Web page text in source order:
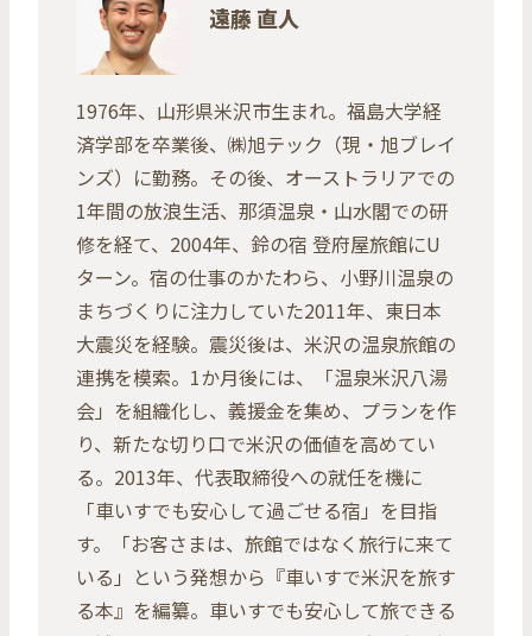
遠藤 直人
1976年、山形県米沢市生まれ。福島大学経
済学部を卒業後、㈱旭テック（現・旭ブレイ
ンズ）に勤務。その後、オーストラリアでの
1年間の放浪生活、那須温泉・山水閣での研
修を経て、2004年、鈴の宿 登府屋旅館にU
ターン。宿の仕事のかたわら、小野川温泉の
まちづくりに注力していた2011年、東日本
大震災を経験。震災後は、米沢の温泉旅館の
連携を模索。1か月後には、「温泉米沢八湯
会」を組織化し、義援金を集め、プランを作
り、新たな切り口で米沢の価値を高めてい
る。2013年、代表取締役への就任を機に
「車いすでも安心して過ごせる宿」を目指
す。「お客さまは、旅館ではなく旅行に来て
いる」という発想から『車いすで米沢を旅す
る本』を編纂。車いすでも安心して旅できる